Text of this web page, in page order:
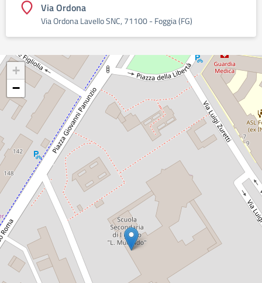
Via Ordona
Via Ordona Lavello SNC, 71100 - Foggia (FG)
+
−